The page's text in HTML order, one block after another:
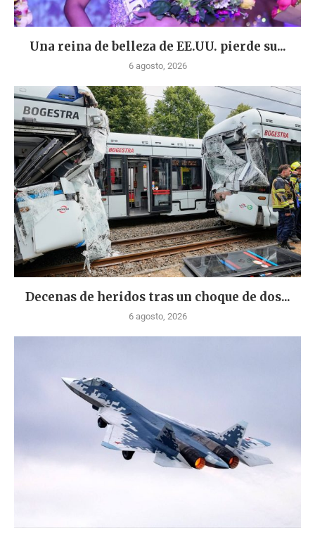
Una reina de belleza de EE.UU. pierde su...
6 agosto, 2026
Decenas de heridos tras un choque de dos...
6 agosto, 2026